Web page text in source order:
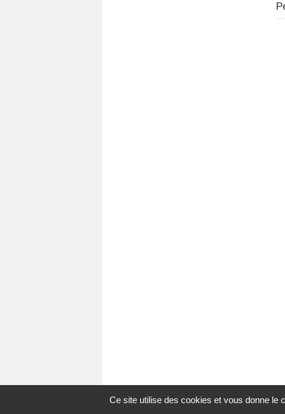
Ce site utilise des cookies et vous donne le